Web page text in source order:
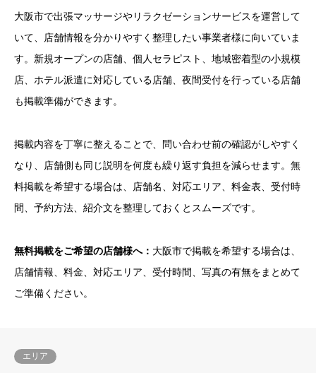
大阪市で出張マッサージやリラクゼーションサービスを運営して
いて、店舗情報を分かりやすく整理したい事業者様に向いていま
す。新規オープンの店舗、個人セラピスト、地域密着型の小規模
店、ホテル派遣に対応している店舗、夜間受付を行っている店舗
も掲載準備ができます。
掲載内容を丁寧に整えることで、問い合わせ前の確認がしやすく
なり、店舗側も同じ説明を何度も繰り返す負担を減らせます。無
料掲載を希望する場合は、店舗名、対応エリア、料金表、受付時
間、予約方法、紹介文を整理しておくとスムーズです。
無料掲載をご希望の店舗様へ： 大阪市で掲載を希望する場合は、
店舗情報、料金、対応エリア、受付時間、写真の有無をまとめて
ご準備ください。
エリア